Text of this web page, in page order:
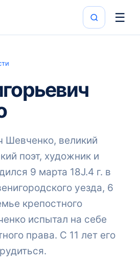
☰
Шевченко, великий
поэт, художник и
9 марта 18J.4 г. в
уезда, 6
крепостного
испытал на себе
права. С 11 лет его